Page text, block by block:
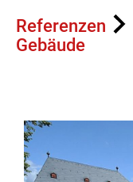
Referenzen
Gebäude